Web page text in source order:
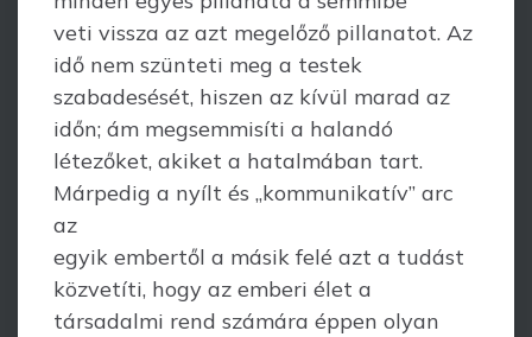
veti vissza az azt megelőző pillanatot. Az
idő nem szünteti meg a testek
szabadesését, hiszen az kívül marad az
időn; ám megsemmisíti a halandó
létezőket, akiket a hatalmában tart.
Márpedig a nyílt és „kommunikatív” arc
az
egyik embertől a másik felé azt a tudást
közvetíti, hogy az emberi élet a
társadalmi rend számára éppen olyan